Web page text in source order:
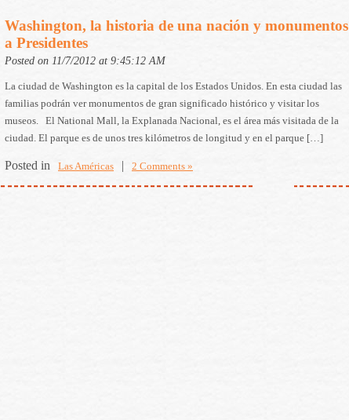
Washington, la historia de una nación y monumentos
a Presidentes
Posted on 11/7/2012 at 9:45:12 AM
La ciudad de Washington es la capital de los Estados Unidos. En esta ciudad las
familias podrán ver monumentos de gran significado histórico y visitar los
museos. El National Mall, la Explanada Nacional, es el área más visitada de la
ciudad. El parque es de unos tres kilómetros de longitud y en el parque […]
Posted in Las Américas | 2 Comments »